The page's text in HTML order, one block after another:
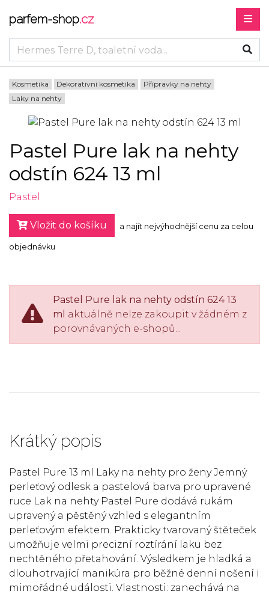
parfem-shop.cz
Kosmetika Dekorativní kosmetika
Přípravky na nehty
Laky na nehty
Pastel Pure lak na nehty
odstín 624 13 ml
Pastel
Vložit do košíku a najít nejvýhodnější cenu za celou
objednávku
Pastel Pure lak na nehty odstín 624 13
ml aktuálně nelze zakoupit v žádném z
porovnávaných e-shopů...
Krátký popis
Pastel Pure 13 ml Laky na nehty pro ženy Jemný
perleťový odlesk a pastelová barva pro upravené
ruce Lak na nehty Pastel Pure dodává rukám
upravený a pěstěný vzhled s elegantním
perleťovým efektem. Prakticky tvarovaný štěteček
umožňuje velmi precizní roztírání laku bez
nechtěného přetahování. Výsledkem je hladká a
dlouhotrvající manikúra pro běžné denní nošení i
mimořádné události. Vlastnosti: zanechává na